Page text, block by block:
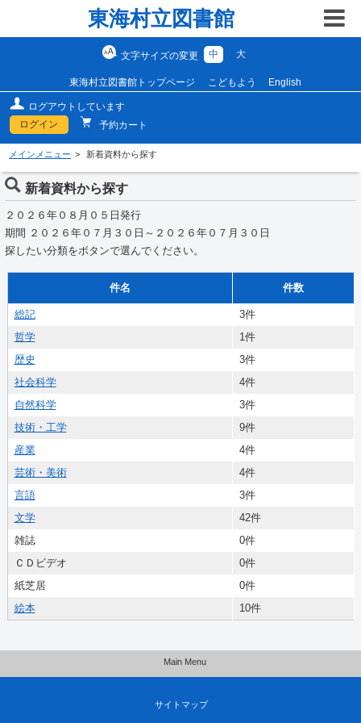
東海村立図書館
文字サイズの変更 中 大
東海村立図書館トップページ こどもよう English
ログアウトしています
ログイン
予約カート
メインメニュー 新着資料から探す
新着資料から探す
２０２６年０８月０５日発行
期間 ２０２６年０７月３０日～２０２６年０７月３０日
探したい分類をボタンで選んでください。
件名 件数
総記
3件
哲学
1件
歴史
3件
社会科学
4件
自然科学
3件
技術・工学
9件
産業
4件
芸術・美術
4件
言語
3件
文学
42件
雑誌
0件
ＣＤビデオ
0件
紙芝居
0件
絵本
10件
Main Menu
サイトマップ